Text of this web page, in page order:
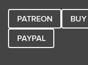
PATREON
PAYPAL